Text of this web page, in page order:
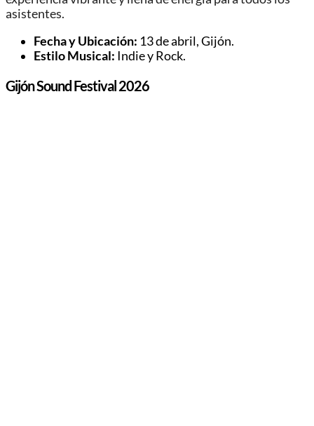
asistentes.
Fecha y Ubicación: 13 de abril, Gijón.
Estilo Musical: Indie y Rock.
Gijón Sound Festival 2026